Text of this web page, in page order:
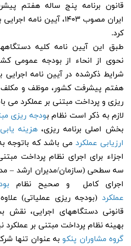
قانون برنامه پنج ساله هفتم
ایران
مصوب ۱۴۰۳، آیین نامه
کرد.
طبق این آیین نامه کلیه
نحوی از انحاء از بودجه عمومی
هفتم پیشرفت کشور، موظف و مکلف
ریزی و پرداخت مبتنی بر عملکرد می
لازم به ذکر است نظام بودجه ریزی
بخش اصلی برنامه ریزی،هزینه
ارزیابی عملکرد می باشد که باتوجه
اجزاء برای اجرای نظام پرداخت
سه سطحی (سازمان/مدیران ارشد –
اجرای کامل و صحیح نظام
عملکرد (بودجه ریزی عملیاتی)
قانونی دستگاههای اجرایی، نقش
بهینه نظام پرداخت مبتنی بر
گروه مشاوران پنکو به عنوان تنها